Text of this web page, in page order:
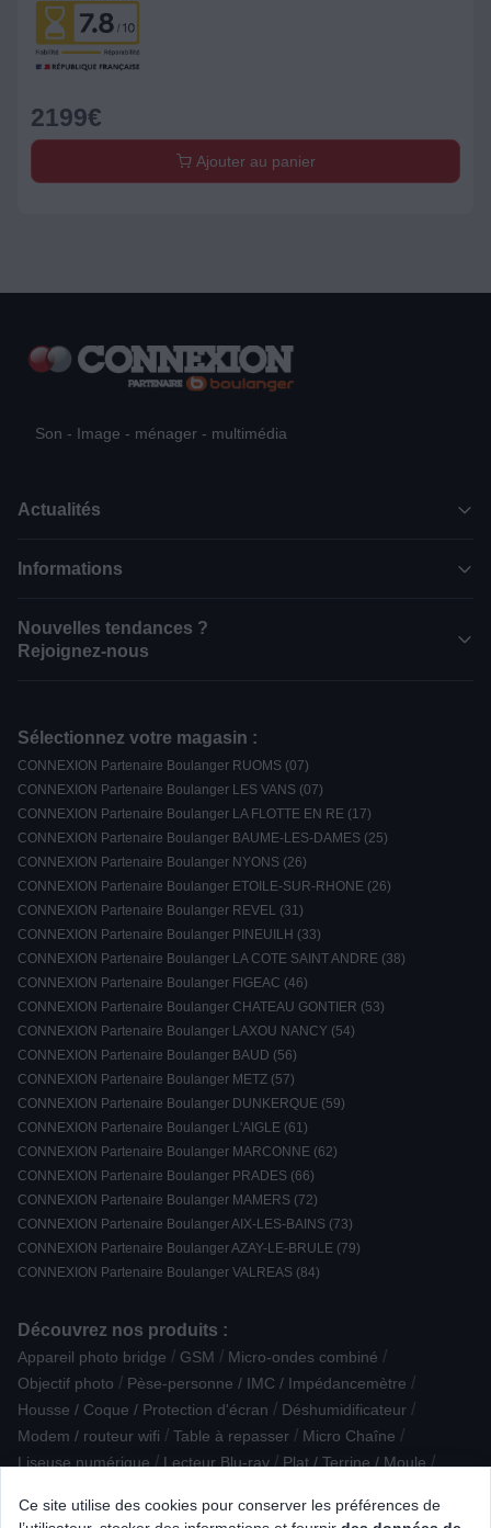
2199€
Ajouter au panier
Ce site utilise des cookies pour conserver les préférences de
Son - Image - ménager - multimédia
Actualités
Informations
Nouvelles tendances ?
Rejoignez-nous
Sélectionnez votre magasin :
CONNEXION Partenaire Boulanger RUOMS (07)
CONNEXION Partenaire Boulanger LES VANS (07)
CONNEXION Partenaire Boulanger LA FLOTTE EN RE (17)
CONNEXION Partenaire Boulanger BAUME-LES-DAMES (25)
CONNEXION Partenaire Boulanger NYONS (26)
CONNEXION Partenaire Boulanger ETOILE-SUR-RHONE (26)
CONNEXION Partenaire Boulanger REVEL (31)
CONNEXION Partenaire Boulanger PINEUILH (33)
CONNEXION Partenaire Boulanger LA COTE SAINT ANDRE (38)
CONNEXION Partenaire Boulanger FIGEAC (46)
CONNEXION Partenaire Boulanger CHATEAU GONTIER (53)
CONNEXION Partenaire Boulanger LAXOU NANCY (54)
CONNEXION Partenaire Boulanger BAUD (56)
CONNEXION Partenaire Boulanger METZ (57)
CONNEXION Partenaire Boulanger DUNKERQUE (59)
CONNEXION Partenaire Boulanger L'AIGLE (61)
CONNEXION Partenaire Boulanger MARCONNE (62)
CONNEXION Partenaire Boulanger PRADES (66)
CONNEXION Partenaire Boulanger MAMERS (72)
CONNEXION Partenaire Boulanger AIX-LES-BAINS (73)
CONNEXION Partenaire Boulanger AZAY-LE-BRULE (79)
CONNEXION Partenaire Boulanger VALREAS (84)
Découvrez nos produits :
Appareil photo bridge / GSM / Micro-ondes combiné /
Objectif photo / Pèse-personne / IMC / Impédancemètre /
Housse / Coque / Protection d'écran / Déshumidificateur /
Modem / routeur wifi / Table à repasser / Micro Chaîne /
Liseuse numérique / Lecteur Blu-ray / Plat / Terrine / Moule /
/ Cocotte / Marmite / Tajine / The Frame SAMSUNG /